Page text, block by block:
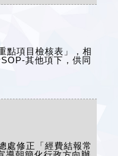
點項目檢核表」，相
其他項下，供同
處修正「經費結報常